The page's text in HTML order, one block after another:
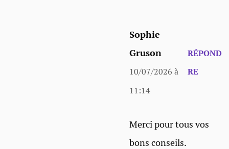
Sophie
Gruson
10/07/2026 à
11:14
RÉPOND
RE
Merci pour tous vos
bons conseils.